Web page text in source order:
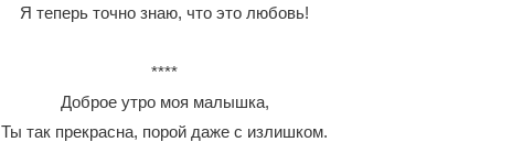
Я теперь точно знаю, что это любовь!
****
Доброе утро моя малышка,
Ты так прекрасна, порой даже с излишком.